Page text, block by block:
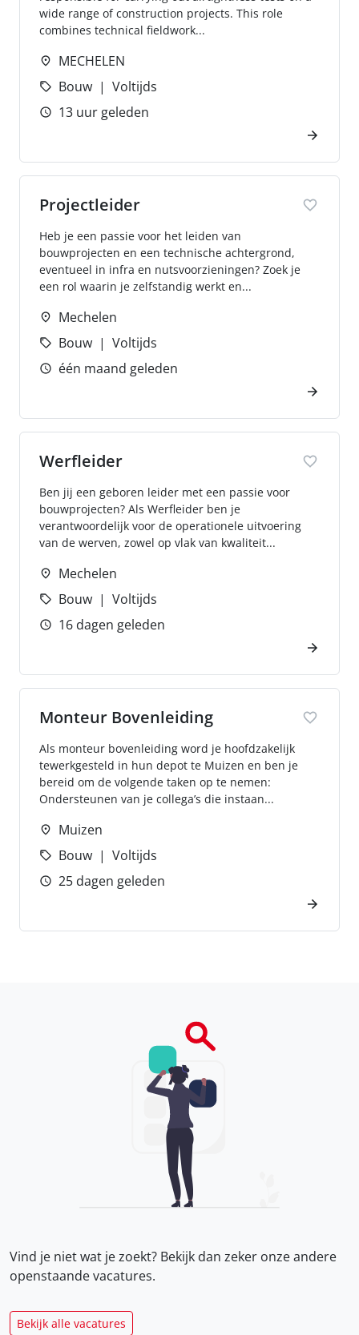
wide range of construction projects. This role
combines technical fieldwork...
MECHELEN
Bouw
Voltijds
13 uur geleden
Projectleider
Heb je een passie voor het leiden van
bouwprojecten en een technische achtergrond,
eventueel in infra en nutsvoorzieningen? Zoek je
een rol waarin je zelfstandig werkt en...
Mechelen
Bouw
Voltijds
één maand geleden
Werfleider
Ben jij een geboren leider met een passie voor
bouwprojecten? Als Werfleider ben je
verantwoordelijk voor de operationele uitvoering
van de werven, zowel op vlak van kwaliteit...
Mechelen
Bouw
Voltijds
16 dagen geleden
Monteur Bovenleiding
Als monteur bovenleiding word je hoofdzakelijk
tewerkgesteld in hun depot te Muizen en ben je
bereid om de volgende taken op te nemen:
Ondersteunen van je collega’s die instaan...
Muizen
Bouw
Voltijds
25 dagen geleden
Vind je niet wat je zoekt? Bekijk dan zeker onzeandere
openstaande vacatures.
Bekijk alle vacatures